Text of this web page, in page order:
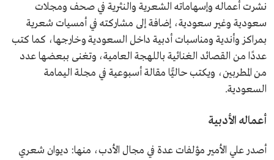
نشرت أعماله وإسهاماته الشعرية والنثرية في صحف ومجلات
سعودية وغير سعودية، إضافة إلى مشاركته في أمسيات شعرية
بمراكز وأندية ومناسبات أدبية داخل السعودية وخارجها، كما كتب
عددًا من القصائد الغنائية باللهجة العامية، وتغنى ببعضها عدد
من المطربين، ويكتب حاليًّا مقالة أسبوعية في مجلة اليمامة
السعودية.
أعماله الأدبية
أصدر علي الأمير مؤلفات عدة في مجال الأدب، منها: ديوان شعري